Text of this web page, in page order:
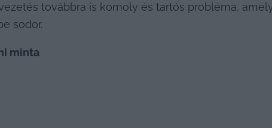
továbbra is komoly és tartós probléma,
sodor.
minta